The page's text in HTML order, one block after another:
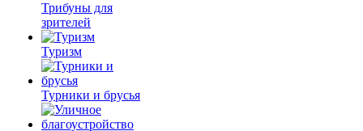
Трибуны для
зрителей
Туризм
Турники и брусья